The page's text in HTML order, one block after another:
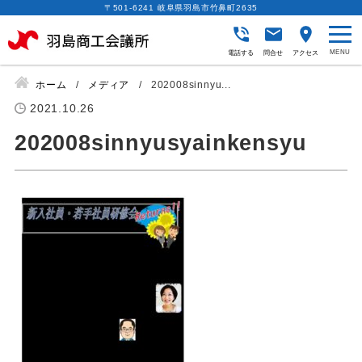
〒501-6241 岐阜県羽島市竹鼻町2635
電話する 問合せ アクセス
ホーム メディア 202008sinnyu...
2021.10.26
202008sinnyusyainkensyu